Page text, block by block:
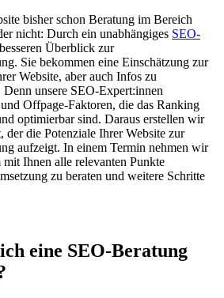
bisher schon Beratung im Bereich
nicht: Durch ein unabhängiges SEO-
Überblick zur
Sie bekommen eine Einschätzung zur
Website, aber auch Infos zu
unsere SEO-Expert:innen
Offpage-Faktoren, die das Ranking
optimierbar sind. Daraus erstellen wir
der die Potenziale Ihrer Website zur
aufzeigt. In einem Termin nehmen wir
Ihnen alle relevanten Punkte
zu beraten und weitere Schritte
eine SEO-Beratung